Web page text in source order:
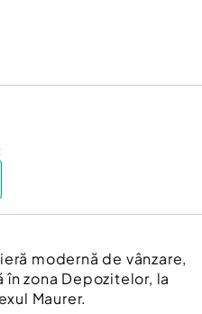
modernă de vânzare,
zona Depozitelor, la
Maurer.